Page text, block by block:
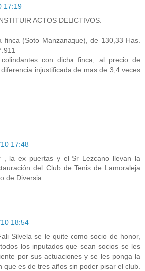
17:19
ACTOS DELICTIVOS.
finca (Soto Manzanaque), de 130,33 Has.
con dicha finca, al precio de
injustificada de mas de 3,4 veces
17:48
, la ex puertas y el Sr Lezcano llevan la
del Club de Tenis de Lamoraleja
de Diversia
18:54
Silvela se le quite como socio de honor,
los inputados que sean socios se les
por sus actuaciones y se les ponga la
que es de tres años sin poder pisar el club.